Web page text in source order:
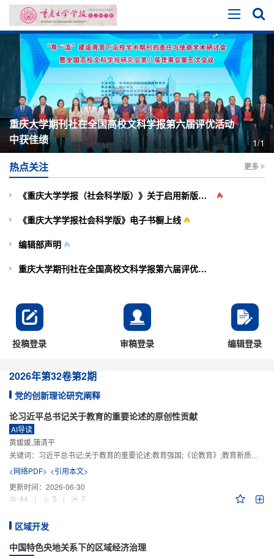
重庆大学期刊社在全国高校文科学报第六届评优活动
中获佳绩
1/1
热点关注 更多
《重庆大学学报（社会科学版）》关于启用新版投审稿系统的通知
《重庆大学学报社会科学版》电子书橱上线
编辑部声明
重庆大学期刊社在全国高校文科学报第六届评优活动中获佳绩
投稿登录 审稿登录 编辑登录
2026年第32卷第2期
党的创新理论研究阐释
论习近平总书记关于教育的重要论述的原创性贡献
AI导读
黄媛媛,蒲清平
关键词： 习近平总书记;关于教育的重要论述;教育强国;《论教育》;教育新质生产力;教育人工智能
<网络PDF> <引用本文>
更新时间： 2026-06-30
44
| 5 | 7
区域开发
中国特色央地关系下的区域经济治理